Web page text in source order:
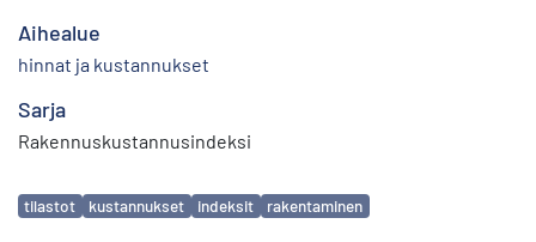
Aihealue
hinnat ja kustannukset
Sarja
Rakennuskustannusindeksi
Avainsanat
tilastot kustannukset indeksit rakentaminen